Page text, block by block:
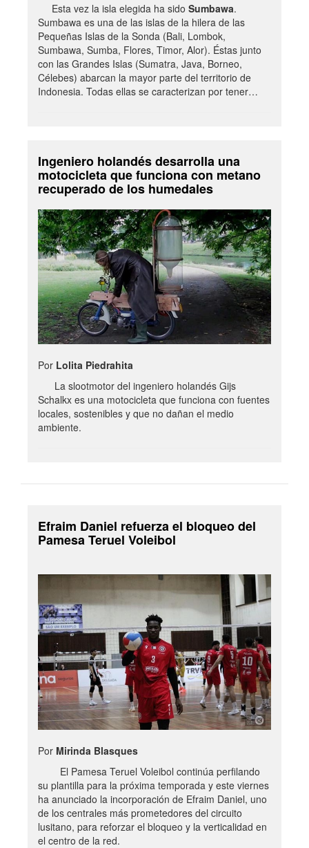
Esta vez la isla elegida ha sido Sumbawa.
Sumbawa es una de las islas de la hilera de las
Pequeñas Islas de la Sonda (Bali, Lombok,
Sumbawa, Sumba, Flores, Timor, Alor). Éstas junto
con las Grandes Islas (Sumatra, Java, Borneo,
Célebes) abarcan la mayor parte del territorio de
Indonesia. Todas ellas se caracterizan por tener…
Ingeniero holandés desarrolla una
motocicleta que funciona con metano
recuperado de los humedales
Por Lolita Piedrahita
La slootmotor del ingeniero holandés Gijs
Schalkx es una motocicleta que funciona con fuentes
locales, sostenibles y que no dañan el medio
ambiente.
Efraim Daniel refuerza el bloqueo del
Pamesa Teruel Voleibol
Por Mirinda Blasques
El Pamesa Teruel Voleibol continúa perfilando
su plantilla para la próxima temporada y este viernes
ha anunciado la incorporación de Efraim Daniel, uno
de los centrales más prometedores del circuito
lusitano, para reforzar el bloqueo y la verticalidad en
el centro de la red.